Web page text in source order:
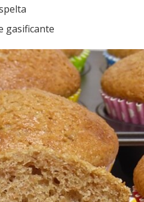
gasificante